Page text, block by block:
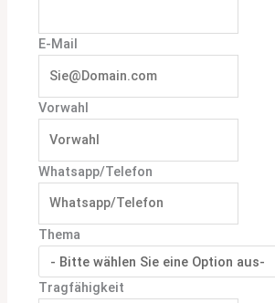
E-Mail
Vorwahl
Whatsapp/Telefon
Thema
Tragfähigkeit